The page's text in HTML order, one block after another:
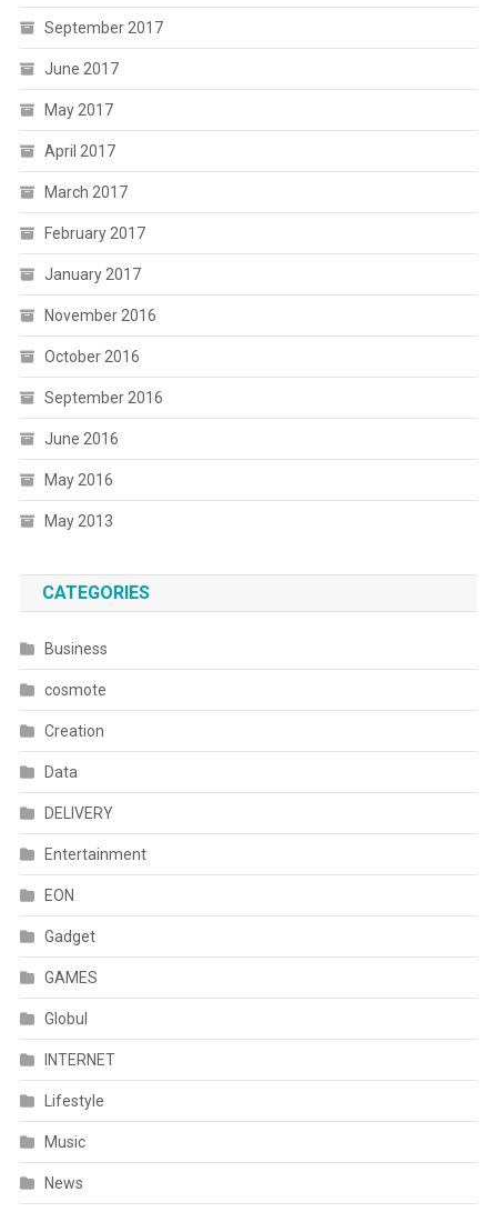
September 2017
June 2017
May 2017
April 2017
March 2017
February 2017
January 2017
November 2016
October 2016
September 2016
June 2016
May 2016
May 2013
CATEGORIES
Business
cosmote
Creation
Data
DELIVERY
Entertainment
EON
Gadget
GAMES
Globul
INTERNET
Lifestyle
Music
News